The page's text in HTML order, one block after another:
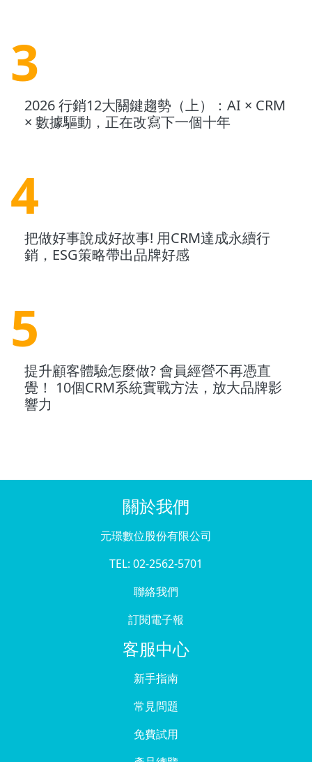
3
2026 行銷12大關鍵趨勢（上）：AI × CRM
× 數據驅動，正在改寫下一個十年
4
把做好事說成好故事! 用CRM達成永續行
銷，ESG策略帶出品牌好感
5
提升顧客體驗怎麼做? 會員經營不再憑直
覺！ 10個CRM系統實戰方法，放大品牌影
響力
關於我們
元璟數位股份有限公司
TEL: 02-2562-5701
聯絡我們
訂閱電子報
客服中心
新手指南
常見問題
免費試用